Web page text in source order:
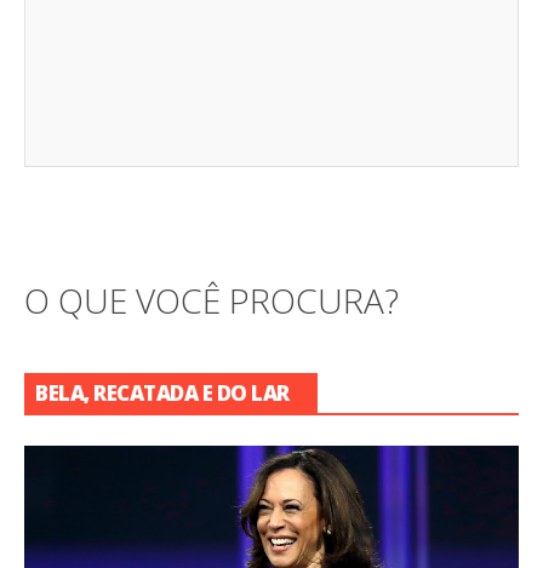
O QUE VOCÊ PROCURA?
BELA, RECATADA E DO LAR